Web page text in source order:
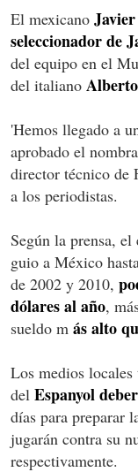
El mexicano
seleccionador de
del equipo en el
del italiano
'Hemos llegado a
aprobado el
director técnico de
a los periodistas.
Según la prensa,
guio a México
de 2002 y 2010,
dólares al año,
sueldo m ás alto
Los medios
del Espanyol
días para preparar
jugarán contra su
respectivamente.